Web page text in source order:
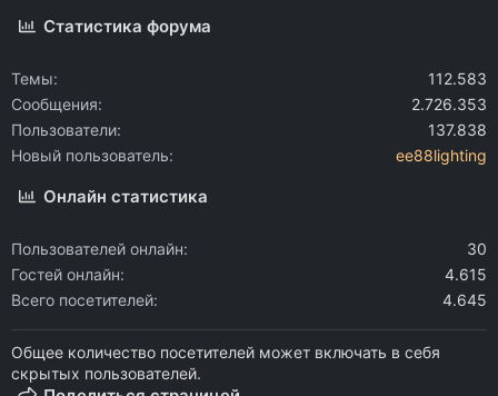
Статистика форума
Темы
112.583
Сообщения
2.726.353
Пользователи
137.838
Новый пользователь
ee88lighting
Онлайн статистика
Пользователей онлайн
30
Гостей онлайн
4.615
Всего посетителей
4.645
Общее количество посетителей может включать в себя
скрытых пользователей.